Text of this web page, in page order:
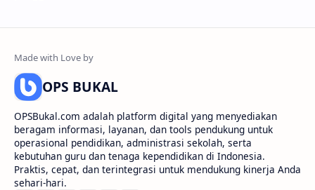
OPS BUKAL
OPSBukal.com adalah platform digital yang menyediakan
beragam informasi, layanan, dan tools pendukung untuk
operasional pendidikan, administrasi sekolah, serta
kebutuhan guru dan tenaga kependidikan di Indonesia.
Praktis, cepat, dan terintegrasi untuk mendukung kinerja Anda
sehari-hari.